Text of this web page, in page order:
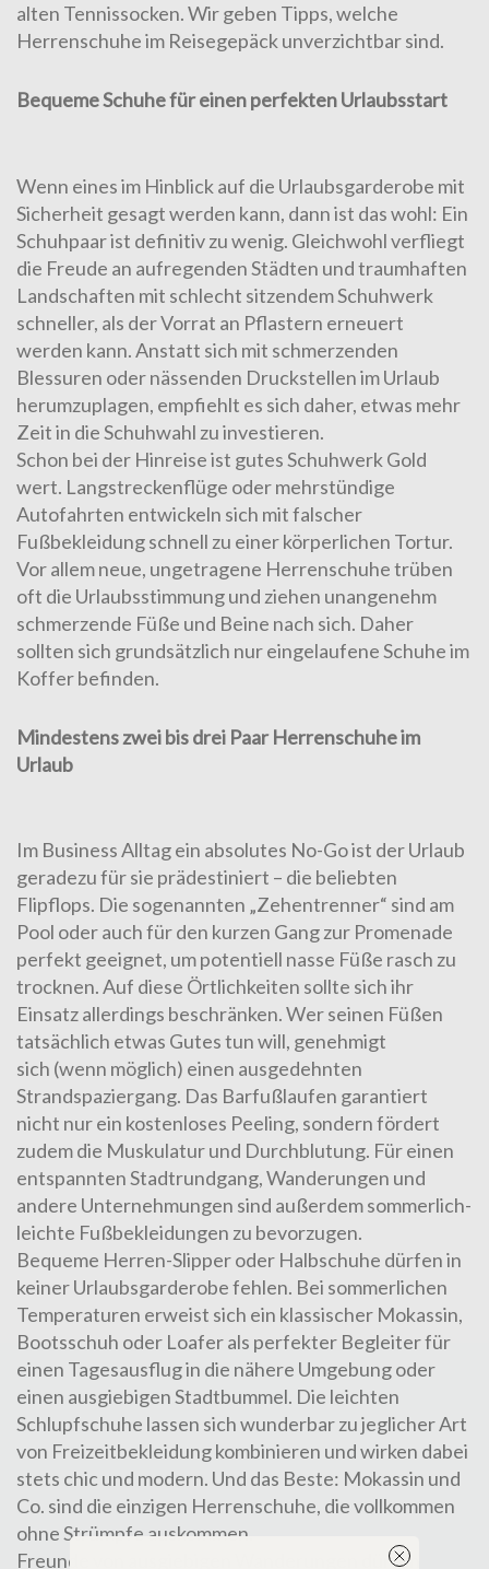
alten Tennissocken. Wir geben Tipps, welche
Herrenschuhe im Reisegepäck unverzichtbar sind.
Bequeme Schuhe für einen perfekten Urlaubsstart
Wenn eines im Hinblick auf die Urlaubsgarderobe mit
Sicherheit gesagt werden kann, dann ist das wohl: Ein
Schuhpaar ist definitiv zu wenig. Gleichwohl verfliegt
die Freude an aufregenden Städten und traumhaften
Landschaften mit schlecht sitzendem Schuhwerk
schneller, als der Vorrat an Pflastern erneuert
werden kann. Anstatt sich mit schmerzenden
Blessuren oder nässenden Druckstellen im Urlaub
herumzuplagen, empfiehlt es sich daher, etwas mehr
Zeit in die Schuhwahl zu investieren.
Schon bei der Hinreise ist gutes Schuhwerk Gold
wert. Langstreckenflüge oder mehrstündige
Autofahrten entwickeln sich mit falscher
Fußbekleidung schnell zu einer körperlichen Tortur.
Vor allem neue, ungetragene Herrenschuhe trüben
oft die Urlaubsstimmung und ziehen unangenehm
schmerzende Füße und Beine nach sich. Daher
sollten sich grundsätzlich nur eingelaufene Schuhe im
Koffer befinden.
Mindestens zwei bis drei Paar Herrenschuhe im
Urlaub
Im Business Alltag ein absolutes No-Go ist der Urlaub
geradezu für sie prädestiniert – die beliebten
Flipflops. Die sogenannten „Zehentrenner“ sind am
Pool oder auch für den kurzen Gang zur Promenade
perfekt geeignet, um potentiell nasse Füße rasch zu
trocknen. Auf diese Örtlichkeiten sollte sich ihr
Einsatz allerdings beschränken. Wer seinen Füßen
tatsächlich etwas Gutes tun will, genehmigt
sich (wenn möglich) einen ausgedehnten
Strandspaziergang. Das Barfußlaufen garantiert
nicht nur ein kostenloses Peeling, sondern fördert
zudem die Muskulatur und Durchblutung. Für einen
entspannten Stadtrundgang, Wanderungen und
andere Unternehmungen sind außerdem sommerlich-
leichte Fußbekleidungen zu bevorzugen.
Bequeme Herren-Slipperoder Halbschuhe dürfen in
keiner Urlaubsgarderobe fehlen. Bei sommerlichen
Temperaturen erweist sich ein klassischer Mokassin,
Bootsschuh oder Loaferals perfekter Begleiter für
einen Tagesausflug in die nähere Umgebung oder
einen ausgiebigen Stadtbummel. Die leichten
Schlupfschuhe lassen sich wunderbar zu jeglicher Art
von Freizeitbekleidung kombinieren und wirken dabei
stets chic und modern. Und das Beste: Mokassin und
Co. sind die einzigen Herrenschuhe, die vollkommen
ohne Strümpfe auskommen.
Freunde von ausgiebigen Wanderungen dürfen